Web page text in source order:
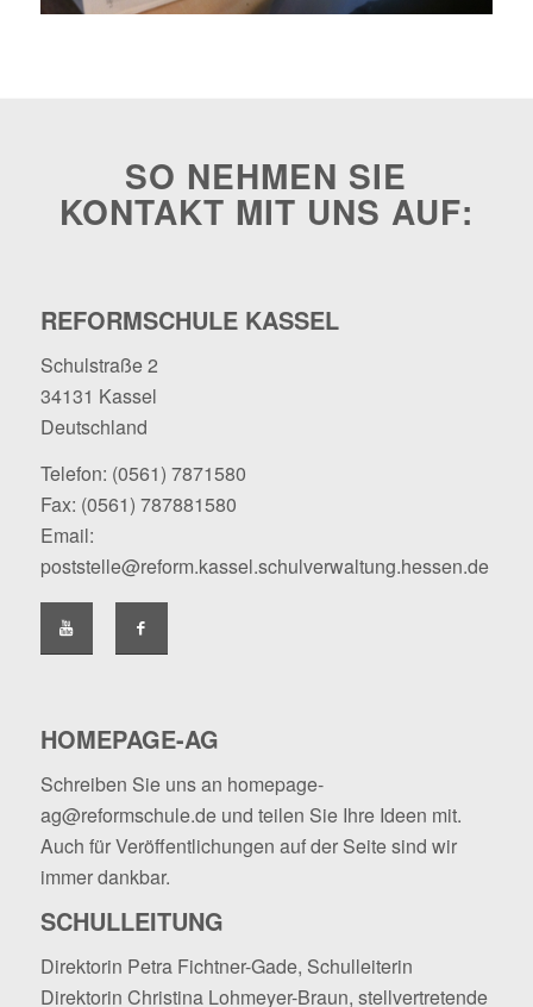
SO NEHMEN SIE
KONTAKT MIT UNS AUF:
REFORMSCHULE KASSEL
Schulstraße 2
34131 Kassel
Deutschland
Telefon: (0561) 7871580
Fax: (0561) 787881580
Email:
poststelle@reform.kassel.schulverwaltung.hessen.de
HOMEPAGE-AG
Schreiben Sie uns an homepage-
ag@reformschule.deund teilen Sie Ihre Ideen mit.
Auch für Veröffentlichungen auf der Seite sind wir
immer dankbar.
SCHULLEITUNG
Direktorin Petra Fichtner-Gade, Schulleiterin
Direktorin Christina Lohmeyer-Braun, stellvertretende